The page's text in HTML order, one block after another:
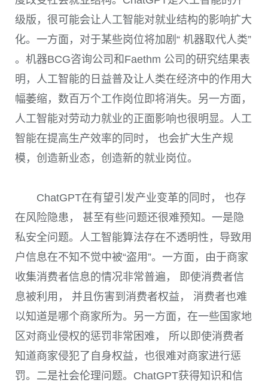
级版，很可能会让人工智能对就业结构的影响扩大
化。一方面，对于某些岗位将加剧“ 机器取代人类”
。机器BCG咨询公司和 Faethm 公司的研究结果表
明，人工智能的日益普及让人类在经济中的作用大
幅萎缩，数百万个工作岗位即将消失。另一方面，
人工智能对劳动力就业的正面影响也很明显。人工
智能在提高生产效率的同时， 也会扩大生产规
模，创造新业态，创造新的就业岗位。
ChatGPT在有望引发产业变革的同时， 也存
在风险隐患， 甚至有些问题还很难预知。一是隐
私安全问题。人工智能算法存在不透明性，导致用
户信息在不知不觉中被“盗用”。一方面，由于商家
收集消费者信息的情况非常普遍， 即使消费者信
息被利用， 并且伤害到消费者权益， 消费者也难
以知道是哪个商家所为。另一方面，在一些国家地
区对商业侵权的惩罚非常困难， 所以即使消费者
知道商家侵犯了自身权益，也很难对商家进行惩
罚。二是社会伦理问题。 ChatGPT获得知识和信